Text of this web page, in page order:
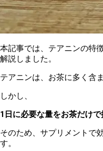
本記事では、テアニンの特
解説しました。
テアニンは、お茶に多く含
しかし、
1日に必要な量をお茶だけで
そのため、サプリメントで
す。